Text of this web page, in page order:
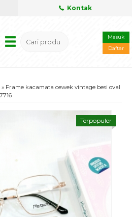
Kontak
Masuk
Daftar
» Frame kacamata cewek vintage besi oval
Terpopuler